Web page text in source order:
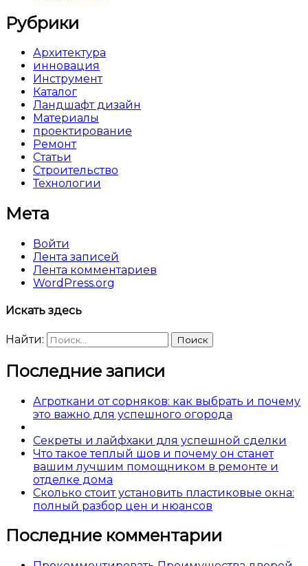
Рубрики
Архитектура
инновация
Инструмент
Каталог
Ландшафт дизайн
Материалы
проектирование
Ремонт
Статьи
Строительство
Технологии
Мета
Войти
Лента записей
Лента комментариев
WordPress.org
Искать здесь
Найти:
Последние записи
Агроткани от сорняков: как выбрать и почему
это важно для успешного огорода
Секреты и лайфхаки для успешной сделки
Что такое теплый шов и почему он станет
вашим лучшим помощником в ремонте и
отделке дома
Сколько стоит установить пластиковые окна:
полный разбор цен и нюансов
Последние комментарии